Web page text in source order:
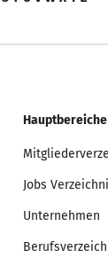
Hauptbereiche
Jobs
Unternehmen